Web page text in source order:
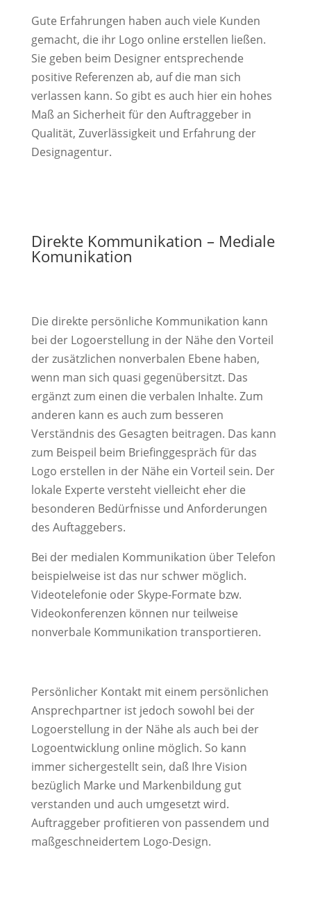
Gute Erfahrungen haben auch viele Kunden
gemacht, die ihr Logo online erstellen ließen.
Sie geben beim Designer entsprechende
positive Referenzen ab, auf die man sich
verlassen kann. So gibt es auch hier ein hohes
Maß an Sicherheit für den Auftraggeber in
Qualität, Zuverlässigkeit und Erfahrung der
Designagentur.
Direkte Kommunikation – Mediale
Komunikation
Die direkte persönliche Kommunikation kann
bei der Logoerstellung in der Nähe den Vorteil
der zusätzlichen nonverbalen Ebene haben,
wenn man sich quasi gegenübersitzt. Das
ergänzt zum einen die verbalen Inhalte. Zum
anderen kann es auch zum besseren
Verständnis des Gesagten beitragen. Das kann
zum Beispeil beim Briefinggespräch für das
Logo erstellen in der Nähe ein Vorteil sein. Der
lokale Experte versteht vielleicht eher die
besonderen Bedürfnisse und Anforderungen
des Auftaggebers.
Bei der medialen Kommunikation über Telefon
beispielweise ist das nur schwer möglich.
Videotelefonie oder Skype-Formate bzw.
Videokonferenzen können nur teilweise
nonverbale Kommunikation transportieren.
Persönlicher Kontakt mit einem persönlichen
Ansprechpartner ist jedoch sowohl bei der
Logoerstellung in der Nähe als auch bei der
Logoentwicklung online möglich. So kann
immer sichergestellt sein, daß Ihre Vision
bezüglich Marke und Markenbildung gut
verstanden und auch umgesetzt wird.
Auftraggeber profitieren von passendem und
maßgeschneidertem Logo-Design.